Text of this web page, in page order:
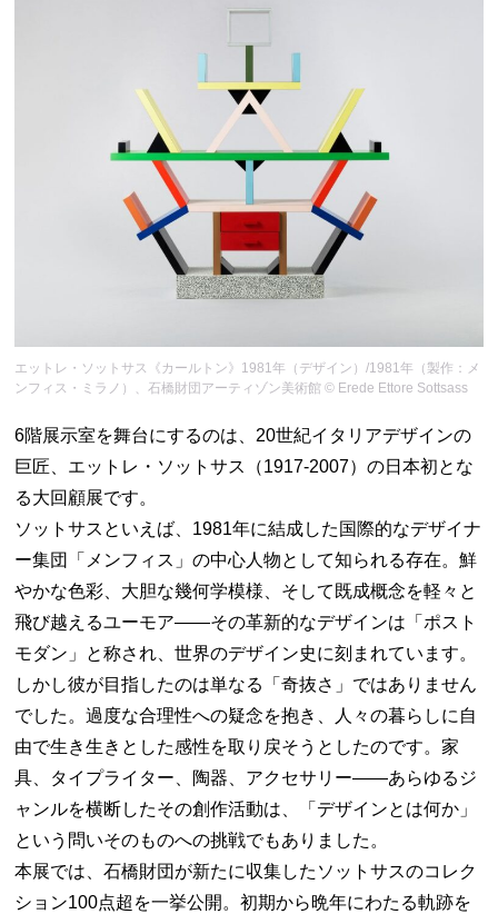
エットレ・ソットサス《カールトン》1981年（デザイン）/1981年（製作：メ
ンフィス・ミラノ）、石橋財団アーティゾン美術館 © Erede Ettore Sottsass
6階展示室を舞台にするのは、20世紀イタリアデザインの
巨匠、エットレ・ソットサス（1917-2007）の日本初とな
る大回顧展です。
ソットサスといえば、1981年に結成した国際的なデザイナ
ー集団「メンフィス」の中心人物として知られる存在。鮮
やかな色彩、大胆な幾何学模様、そして既成概念を軽々と
飛び越えるユーモア——その革新的なデザインは「ポスト
モダン」と称され、世界のデザイン史に刻まれています。
しかし彼が目指したのは単なる「奇抜さ」ではありません
でした。過度な合理性への疑念を抱き、人々の暮らしに自
由で生き生きとした感性を取り戻そうとしたのです。家
具、タイプライター、陶器、アクセサリー——あらゆるジ
ャンルを横断したその創作活動は、「デザインとは何か」
という問いそのものへの挑戦でもありました。
本展では、石橋財団が新たに収集したソットサスのコレク
ション100点超を一挙公開。初期から晩年にわたる軌跡を